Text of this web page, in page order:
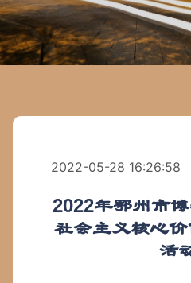
2022-05-28 16:26:58
2022年鄂州市
社会主义核心
活